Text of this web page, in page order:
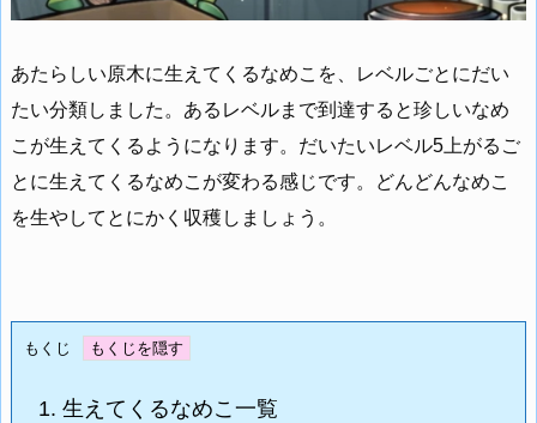
あたらしい原木に生えてくるなめこを、レベルごとにだい
たい分類しました。あるレベルまで到達すると珍しいなめ
こが生えてくるようになります。だいたいレベル5上がるご
とに生えてくるなめこが変わる感じです。どんどんなめこ
を生やしてとにかく収穫しましょう。
もくじ
1. 生えてくるなめこ一覧